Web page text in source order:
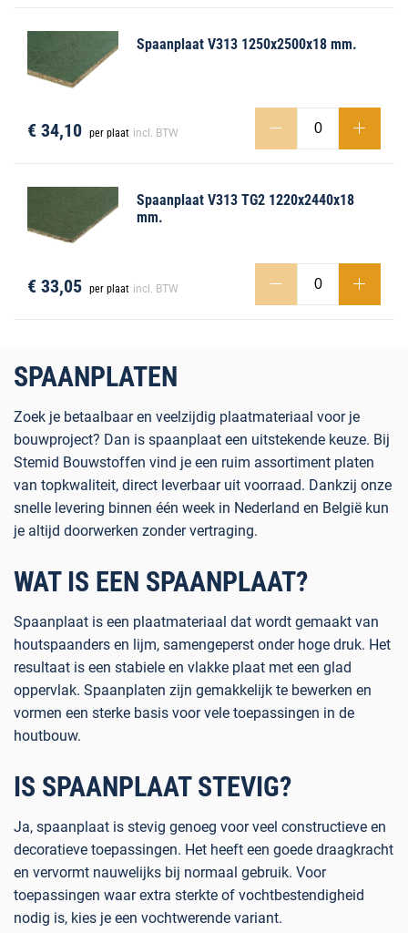
Spaanplaat V313 1250x2500x18 mm.
€ 34,10 per plaat incl. BTW
Spaanplaat V313 TG2 1220x2440x18
mm.
€ 33,05 per plaat incl. BTW
SPAANPLATEN
Zoek je betaalbaar en veelzijdig plaatmateriaal voor je
bouwproject? Dan is spaanplaat een uitstekende keuze. Bij
Stemid Bouwstoffen vind je een ruim assortiment platen
van topkwaliteit, direct leverbaar uit voorraad. Dankzij onze
snelle levering binnen één week in Nederland en België kun
je altijd doorwerken zonder vertraging.
WAT IS EEN SPAANPLAAT?
Spaanplaat is een plaatmateriaal dat wordt gemaakt van
houtspaanders en lijm, samengeperst onder hoge druk. Het
resultaat is een stabiele en vlakke plaat met een glad
oppervlak. Spaanplaten zijn gemakkelijk te bewerken en
vormen een sterke basis voor vele toepassingen in de
houtbouw.
IS SPAANPLAAT STEVIG?
Ja, spaanplaat is stevig genoeg voor veel constructieve en
decoratieve toepassingen. Het heeft een goede draagkracht
en vervormt nauwelijks bij normaal gebruik. Voor
toepassingen waar extra sterkte of vochtbestendigheid
nodig is, kies je een vochtwerende variant.